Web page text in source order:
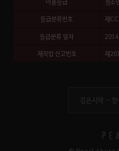
이용등급 청소
등급분류번호 제
등급분류 일자
제작업 신고번호 제
검은사막 -